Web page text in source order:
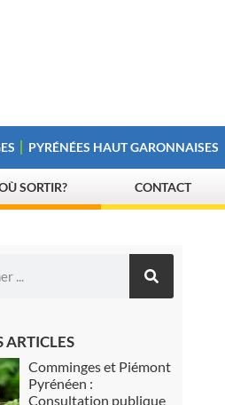
PYRÉNÉES HAUT GARONNAISES
SORTIR? CONTACT
ARTICLES
Comminges et Piémont
Pyrénéen :
Consultation publique